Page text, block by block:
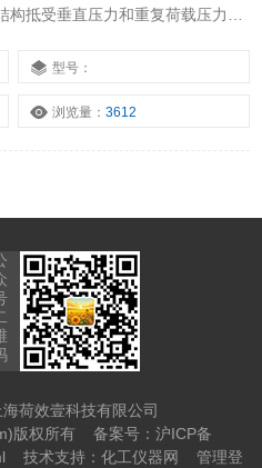
抵受垂直压力和重复荷载压力的
脚强度测试和脚踏耐用性测试。
型号：
浏览量：3612
荷效壹科技有限公司
版权所有 备案号：沪ICP备
技术支持： 化工仪器网 管理登